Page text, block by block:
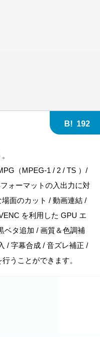
B! 192
（MPEG-1 / 2 / TS ）/
ォーマットの入出力に対
面のカット / 動画連結 /
を利用した GPU エ
ベタ追加 / 画質＆色調補
/ 字幕合成 / 音ズレ補正 /
うことができます。